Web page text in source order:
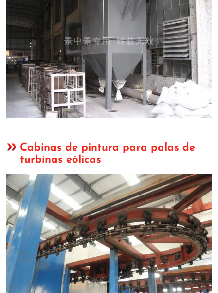
Cabinas de pintura para palas de
turbinas eólicas